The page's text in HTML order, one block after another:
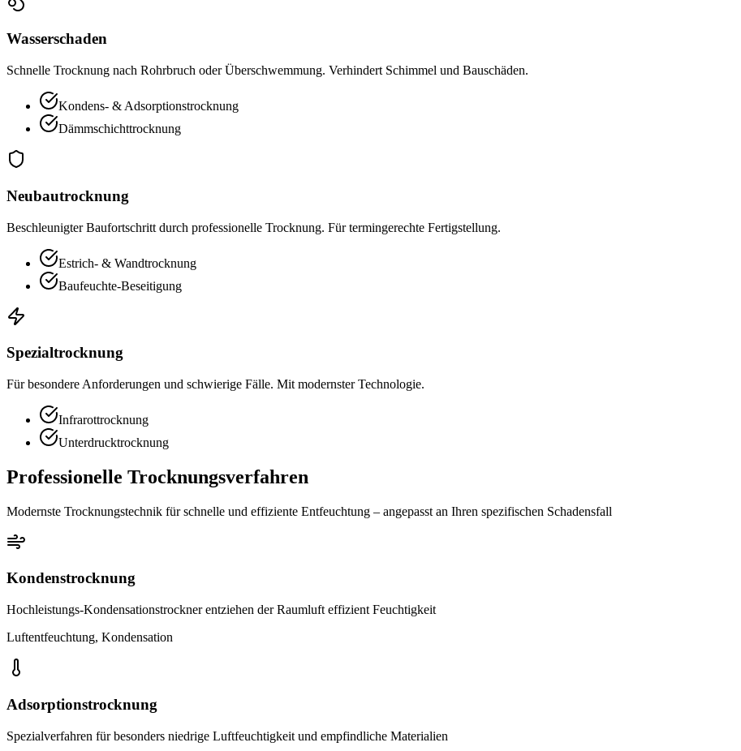
Wasserschaden
Schnelle Trocknung nach Rohrbruch oder Überschwemmung. Verhindert Schimmel und Bauschäden.
Kondens- & Adsorptionstrocknung
Dämmschichttrocknung
Neubautrocknung
Beschleunigter Baufortschritt durch professionelle Trocknung. Für termingerechte Fertigstellung.
Estrich- & Wandtrocknung
Baufeuchte-Beseitigung
Spezialtrocknung
Für besondere Anforderungen und schwierige Fälle. Mit modernster Technologie.
Infrarottrocknung
Unterdrucktrocknung
Professionelle Trocknungsverfahren
Modernste Trocknungstechnik für schnelle und effiziente Entfeuchtung – angepasst an Ihren spezifischen Schadensfall
Kondenstrocknung
Hochleistungs-Kondensationstrockner entziehen der Raumluft effizient Feuchtigkeit
Luftentfeuchtung, Kondensation
Adsorptionstrocknung
Spezialverfahren für besonders niedrige Luftfeuchtigkeit und empfindliche Materialien